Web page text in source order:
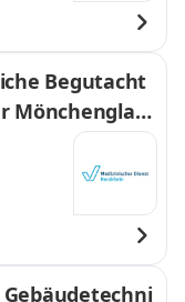
Begutacht
Mönchenglad